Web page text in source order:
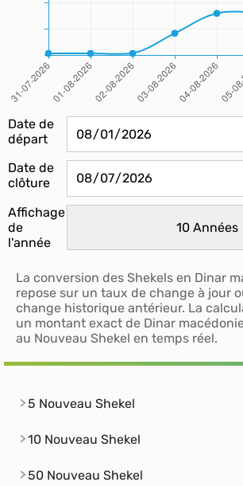
Date de
départ
Date de
clôture
Affichage
de
l'année
La conversion des Shekels en Dinar
repose sur un taux de change à jour
change historique antérieur. La
un montant exact de Dinar
au Nouveau Shekel en temps réel.
5 Nouveau Shekel
10 Nouveau Shekel
50 Nouveau Shekel